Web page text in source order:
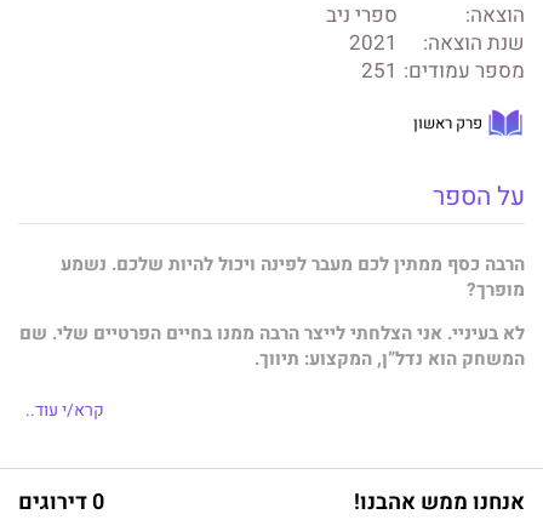
הוצאה:
ספרי ניב
שנת הוצאה:
2021
מספר עמודים: 251
פרק ראשון
על הספר
הרבה כסף ממתין לכם מעבר לפינה ויכול להיות שלכם. נשמע
מופרך?
לא בעיניי. אני הצלחתי לייצר הרבה ממנו בחיים הפרטיים שלי. שם
המשחק הוא נדל”ן, המקצוע: תיווך.
מספק את הכלים הדרושים
בעזרתו תגשימו את שאיפתכם לחיות חיים עשירים ומלאים בכל טוב
קרא/י עוד..
אנחנו ממש אהבנו! 0 דירוגים